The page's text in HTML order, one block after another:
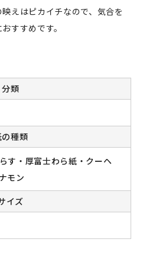
えはピカイチなので、気合を
すすめです。
分類
の種類
す・厚富士わら紙・クーヘ
モン
イズ